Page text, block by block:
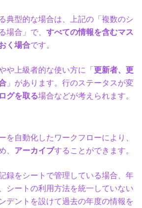
典型的な場合は、上記の「複数のシ
場合」で、 すべての情報を含むマス
く場合です。
や上級者的な使い方に「更新者、更
」があります。行のステータスが変
ログを取る場合などが考えられます。
を自動化したワークフローにより、
、 アーカイブすることができます。
録をシートで管理している場合、年
シートの利用方法を統一していない
デントを設けて過去の年度の情報を